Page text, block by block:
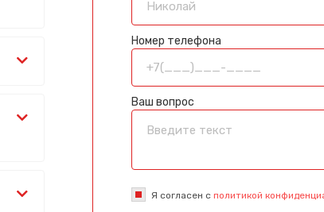
Номер телефона
Ваш вопрос
Я согласен с политикой